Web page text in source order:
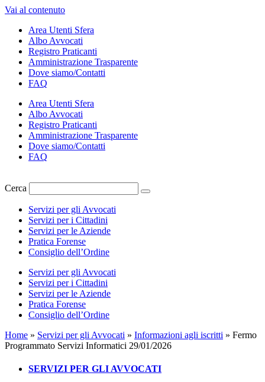
Vai al contenuto
Area Utenti Sfera
Albo Avvocati
Registro Praticanti
Amministrazione Trasparente
Dove siamo/Contatti
FAQ
Area Utenti Sfera
Albo Avvocati
Registro Praticanti
Amministrazione Trasparente
Dove siamo/Contatti
FAQ
Cerca
Servizi per gli Avvocati
Servizi per i Cittadini
Servizi per le Aziende
Pratica Forense
Consiglio dell’Ordine
Servizi per gli Avvocati
Servizi per i Cittadini
Servizi per le Aziende
Pratica Forense
Consiglio dell’Ordine
Home » Servizi per gli Avvocati » Informazioni agli iscritti » Fermo
Programmato Servizi Informatici 29/01/2026
SERVIZI PER GLI AVVOCATI